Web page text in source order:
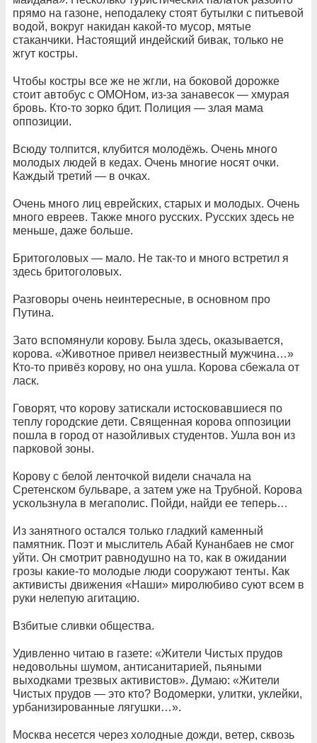
прямо на газоне, неподалеку стоят бутылки с питьевой
водой, вокруг накидан какой-то мусор, мятые
стаканчики. Настоящий индейский бивак, только не
жгут костры.
Чтобы костры все же не жгли, на боковой дорожке
стоит автобус с ОМОНом, из-за занавесок — хмурая
бровь. Кто-то зорко бдит. Полиция — злая мама
оппозиции.
Всюду толпится, клубится молодёжь. Очень много
молодых людей в кедах. Очень многие носят очки.
Каждый третий — в очках.
Очень много лиц еврейских, старых и молодых. Очень
много евреев. Также много русских. Русских здесь не
меньше, даже больше.
Бритоголовых — мало. Не так-то и много встретил я
здесь бритоголовых.
Разговоры очень неинтересные, в основном про
Путина.
Зато вспомянули корову. Была здесь, оказывается,
корова. «Животное привел неизвестный мужчина…»
Кто-то привёз корову, но она ушла. Корова сбежала от
ласк.
Говорят, что корову затискали истосковавшиеся по
теплу городские дети. Священная корова оппозиции
пошла в город от назойливых студентов. Ушла вон из
парковой зоны.
Корову с белой ленточкой видели сначала на
Сретенском бульваре, а затем уже на Трубной. Корова
ускользнула в мегаполис. Пойди, найди ее теперь…
Из занятного остался только гладкий каменный
памятник. Поэт и мыслитель Абай Кунанбаев не смог
уйти. Он смотрит равнодушно на то, как в ожидании
грозы какие-то молодые люди сооружают тенты. Как
активисты движения «Наши» миролюбиво суют всем в
руки нелепую агитацию.
Взбитые сливки общества.
Удивленно читаю в газете: «Жители Чистых прудов
недовольны шумом, антисанитарией, пьяными
выходками трезвых активистов». Думаю: «Жители
Чистых прудов — это кто? Водомерки, улитки, уклейки,
урбанизированные лягушки…».
Москва несется через холодные дожди, ветер, сквозь